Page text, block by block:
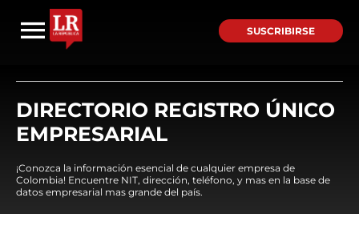
SUSCRIBIRSE
DIRECTORIO REGISTRO ÚNICO
EMPRESARIAL
¡Conozca la información esencial de cualquier empresa de
Colombia! Encuentre NIT, dirección, teléfono, y mas en la base de
datos empresarial mas grande del país.